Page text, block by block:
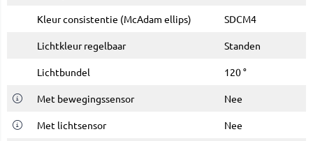
Kleur consistentie (McAdam ellips) SDCM4
Lichtkleur regelbaar Standen
Lichtbundel 120 °
Met bewegingssensor Nee
Met lichtsensor Nee